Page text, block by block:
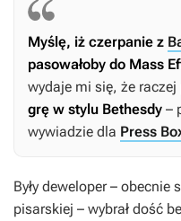
Myślę, iż czerpanie z
pasowałoby do Mass
wydaje mi się, że raczej
grę w stylu Bethesdy –
wywiadzie dla Press
Były deweloper –
pisarskiej – wybrał dość